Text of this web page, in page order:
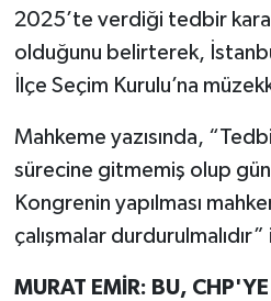
2025’te verdiği tedbir
olduğunu belirterek,
İlçe Seçim Kurulu’na
Mahkeme yazısında,
sürecine gitmemiş olup
Kongrenin yapılması
çalışmalar
MURAT EMİR: BU,